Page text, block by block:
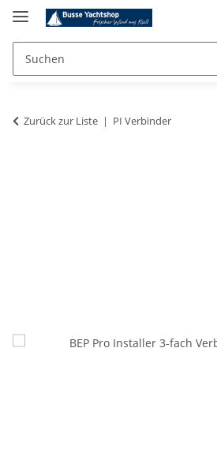
Zurück zur Liste PI Verbinder